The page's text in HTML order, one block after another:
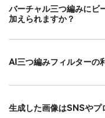
バーチャル三つ編みにビ
加えられますか？
AI三つ編みフィルターの
生成した画像はSNSやプ